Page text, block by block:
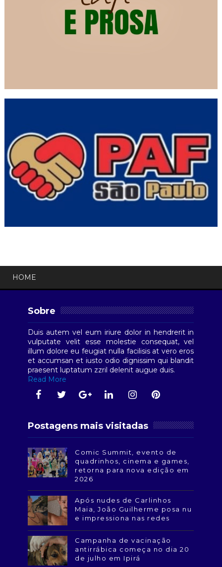
HOME
Sobre
Duis autem vel eum iriure dolor in hendrerit in
vulputate velit esse molestie consequat, vel
illum dolore eu feugiat nulla facilisis at vero eros
et accumsan et iusto odio dignissim qui blandit
praesent luptatum zzril delenit augue duis.
Read More
Postagens mais visitadas
Comic Summit, evento de
quadrinhos, cinema e games,
retorna para nova edição em
2026
Após nudes de Carlinhos
Maia, João Guilherme posa nu
e impressiona nas redes
Campanha de vacinação
antirrábica começa no dia 20
de julho em Ipirá